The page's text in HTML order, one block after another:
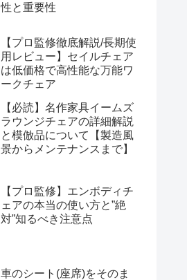
性と重要性
【プロ監修徹底解説/長期使
用レビュー】セイルチェア
は低価格で高性能な万能ワ
ークチェア
【必読】名作家具イームズ
ラウンジチェアの詳細解説
と模倣品について【製造風
景からメンテナンスまで】
【プロ監修】エンボディチ
ェアの本当の使い方と”絶
対”知るべき注意点
車のシート(座席)をそのま